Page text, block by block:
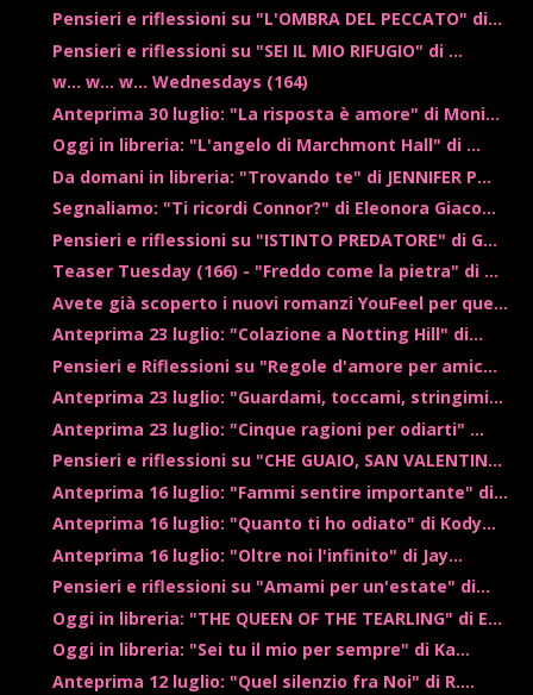
Pensieri e riflessioni su "L'OMBRA DEL PECCATO" di...
Pensieri e riflessioni su "SEI IL MIO RIFUGIO" di ...
w... w... w... Wednesdays (164)
Anteprima 30 luglio: "La risposta è amore" di Moni...
Oggi in libreria: "L'angelo di Marchmont Hall" di ...
Da domani in libreria: "Trovando te" di JENNIFER P...
Segnaliamo: "Ti ricordi Connor?" di Eleonora Giaco...
Pensieri e riflessioni su "ISTINTO PREDATORE" di G...
Teaser Tuesday (166) - "Freddo come la pietra" di ...
Avete già scoperto i nuovi romanzi YouFeel per que...
Anteprima 23 luglio: "Colazione a Notting Hill" di...
Pensieri e Riflessioni su "Regole d'amore per amic...
Anteprima 23 luglio: "Guardami, toccami, stringimi...
Anteprima 23 luglio: "Cinque ragioni per odiarti" ...
Pensieri e riflessioni su "CHE GUAIO, SAN VALENTIN...
Anteprima 16 luglio: "Fammi sentire importante" di...
Anteprima 16 luglio: "Quanto ti ho odiato" di Kody...
Anteprima 16 luglio: "Oltre noi l'infinito" di Jay...
Pensieri e riflessioni su "Amami per un'estate" di...
Oggi in libreria: "THE QUEEN OF THE TEARLING" di E...
Oggi in libreria: "Sei tu il mio per sempre" di Ka...
Anteprima 12 luglio: "Quel silenzio fra Noi" di R....